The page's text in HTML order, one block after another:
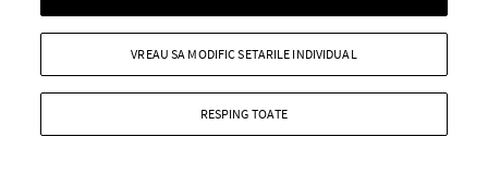
RESPING TOATE
VREAU SA MODIFIC SETARILE INDIVIDUAL